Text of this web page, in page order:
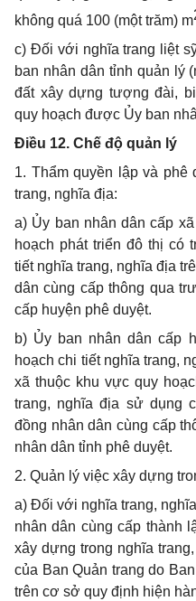
không quá 100 (một trăm) m
c) Đối với nghĩa trang liệt
ban nhân dân tỉnh quản lý
đất xây dựng tượng đài,
quy hoạch được Ủy ban
Điều 12. Chế độ quản l ý
1. Thẩm quyền lập và phê
trang, nghĩa địa:
a) Ủy ban nhân dân cấp
hoạch phát triển đô thị có
tiết nghĩa trang, nghĩa địa
dân cùng cấp thông qua
cấp huyện phê duyệt.
b) Ủy ban nhân dân cấp
hoạch chi tiết nghĩa trang,
xã thuộc khu vực quy
trang, nghĩa địa sử dụng
đồng nhân dân cùng cấp
nhân dân tỉnh phê duyệt.
2. Quản lý việc xây dựng
a) Đối với nghĩa trang,
nhân dân cùng cấp thành
xây dựng trong nghĩa
của Ban Quản trang do
trên cơ sở quy định hiện